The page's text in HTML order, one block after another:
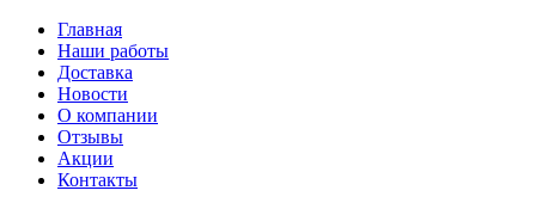
Главная
Наши работы
Доставка
Новости
О компании
Отзывы
Акции
Контакты